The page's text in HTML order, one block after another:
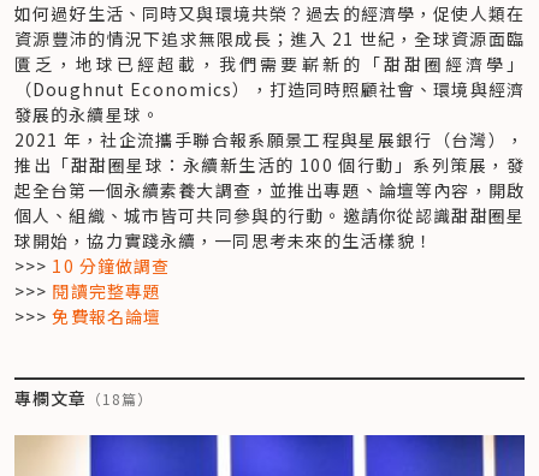
如何過好生活、同時又與環境共榮？過去的經濟學，促使人類在
資源豐沛的情況下追求無限成長；進入 21 世紀，全球資源面臨
匱乏，地球已經超載，我們需要嶄新的「甜甜圈經濟學」
（Doughnut Economics），打造同時照顧社會、環境與經濟
發展的永續星球。
2021 年，社企流攜手聯合報系願景工程與星展銀行（台灣），
推出「甜甜圈星球：永續新生活的 100 個行動」系列策展，發
起全台第一個永續素養大調查，並推出專題、論壇等內容，開啟
個人、組織、城市皆可共同參與的行動。邀請你從認識甜甜圈星
球開始，協力實踐永續，一同思考未來的生活樣貌！
>>> 10 分鐘做調查
>>> 閱讀完整專題
>>> 免費報名論壇
專欄文章 （18篇）